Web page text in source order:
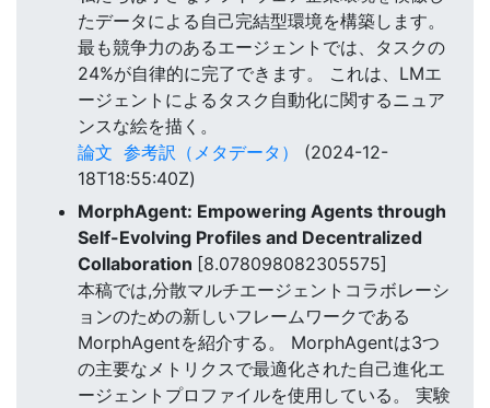
たデータによる自己完結型環境を構築します。
最も競争力のあるエージェントでは、タスクの
24%が自律的に完了できます。 これは、LMエ
ージェントによるタスク自動化に関するニュア
ンスな絵を描く。
論文 参考訳（メタデータ）
(2024-12-
18T18:55:40Z)
MorphAgent: Empowering Agents through
Self-Evolving Profiles and Decentralized
Collaboration [8.078098082305575]
本稿では,分散マルチエージェントコラボレーシ
ョンのための新しいフレームワークである
MorphAgentを紹介する。 MorphAgentは3つ
の主要なメトリクスで最適化された自己進化エ
ージェントプロファイルを使用している。 実験